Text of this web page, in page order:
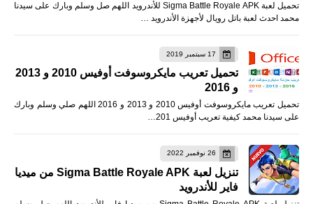
تحميل لعبة Sigma Battle Royale APK للأندرويد اللهم صل وسلم وبارك على سيدنا
محمد احدث لعبة باتل رويال لأجهزة الأندرويد …
17 سبتمبر 2019
تحميل تعريب مايكروسوفت أوفيس 2010 و 2013
و 2016
تحميل تعريب مايكروسوفت أوفيس 2010 و 2013 و 2016 اللهم صلي وسلم وبارك
على سيدنا محمد كيفية تعريب أوفيس 201…
26 نوفمبر 2022
تنزيل لعبة Sigma Battle Royale APK من ميديا
فاير للأندرويد